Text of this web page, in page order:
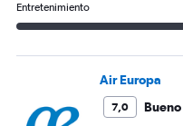
Entretenimiento
Air Europa
7,0
Bueno